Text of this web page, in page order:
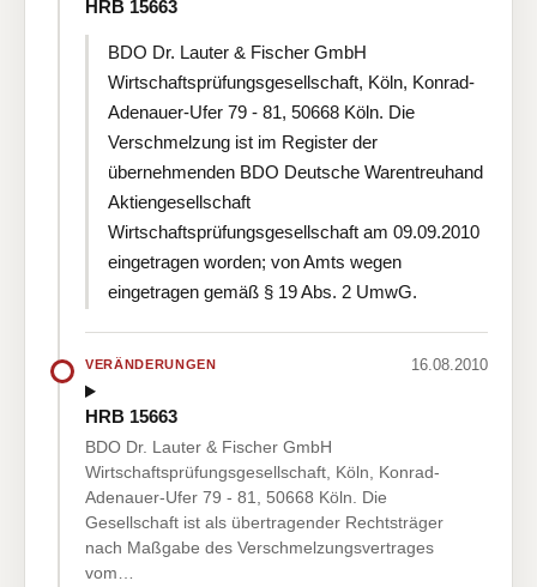
HRB 15663
BDO Dr. Lauter & Fischer GmbH
Wirtschaftsprüfungsgesellschaft, Köln, Konrad-
Adenauer-Ufer 79 - 81, 50668 Köln. Die
Verschmelzung ist im Register der
übernehmenden BDO Deutsche Warentreuhand
Aktiengesellschaft
Wirtschaftsprüfungsgesellschaft am 09.09.2010
eingetragen worden; von Amts wegen
eingetragen gemäß § 19 Abs. 2 UmwG.
VERÄNDERUNGEN 16.08.2010
HRB 15663
BDO Dr. Lauter & Fischer GmbH
Wirtschaftsprüfungsgesellschaft, Köln, Konrad-
Adenauer-Ufer 79 - 81, 50668 Köln. Die
Gesellschaft ist als übertragender Rechtsträger
nach Maßgabe des Verschmelzungsvertrages
vom…